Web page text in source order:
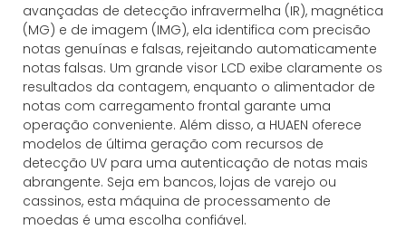
avançadas de detecção infravermelha (IR), magnética
(MG) e de imagem (IMG), ela identifica com precisão
notas genuínas e falsas, rejeitando automaticamente
notas falsas. Um grande visor LCD exibe claramente os
resultados da contagem, enquanto o alimentador de
notas com carregamento frontal garante uma
operação conveniente. Além disso, a HUAEN oferece
modelos de última geração com recursos de
detecção UV para uma autenticação de notas mais
abrangente. Seja em bancos, lojas de varejo ou
cassinos, esta máquina de processamento de
moedas é uma escolha confiável.